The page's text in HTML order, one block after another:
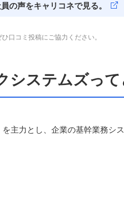
の声をキャリコネで見る。
口コミ投稿にご協力ください。
システムズっ
主力とし、企業の基幹業務シ